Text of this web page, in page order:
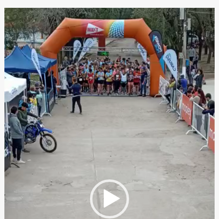
Reproductor
de
video